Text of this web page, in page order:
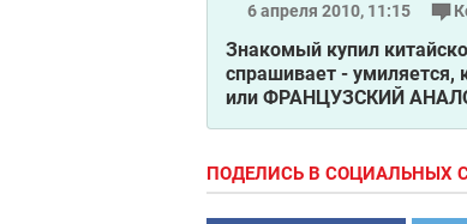
6 апреля 2010, 11:15
Знакомый купил
спрашивает -
или ФРАНЦУЗСКИЙ
ПОДЕЛИСЬ В СОЦИАЛЬНЫХ